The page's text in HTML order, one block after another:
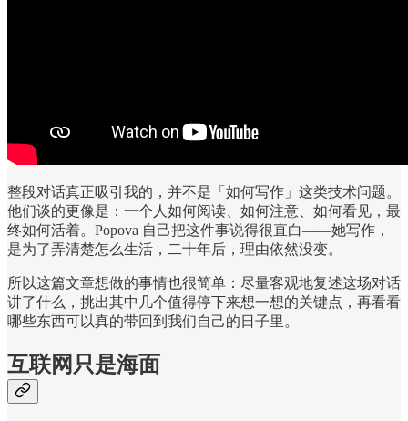
整段对话真正吸引我的，并不是「如何写作」这类技术问题。
他们谈的更像是：一个人如何阅读、如何注意、如何看见，最
终如何活着。Popova 自己把这件事说得很直白——她写作，
是为了弄清楚怎么生活，二十年后，理由依然没变。
所以这篇文章想做的事情也很简单：尽量客观地复述这场对话
讲了什么，挑出其中几个值得停下来想一想的关键点，再看看
哪些东西可以真的带回到我们自己的日子里。
互联网只是海面